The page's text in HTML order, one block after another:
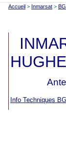
Accueil > Inmarsat >
Info Techniques